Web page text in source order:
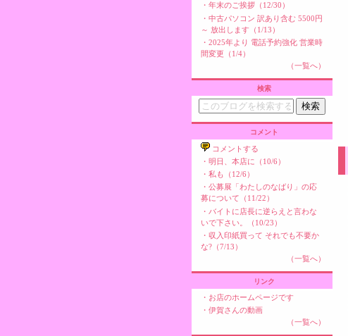
・年末のご挨拶（12/30）
・中古パソコン 訳あり含む 5500円
～ 放出します（1/13）
・2025年より 電話予約強化 営業時
間変更（1/4）
（一覧へ）
検索
コメント
コメントする
・明日、本店に（10/6）
・私も（12/6）
・公募展「わたしのなばり」の応
募について（11/22）
・ バイトに店長に逆らえと言わな
いで下さい。（10/23）
・収入印紙買って それでも不要か
な?（7/13）
（一覧へ）
リンク
・ お店のホームページです
・伊賀さんの動画
（一覧へ）